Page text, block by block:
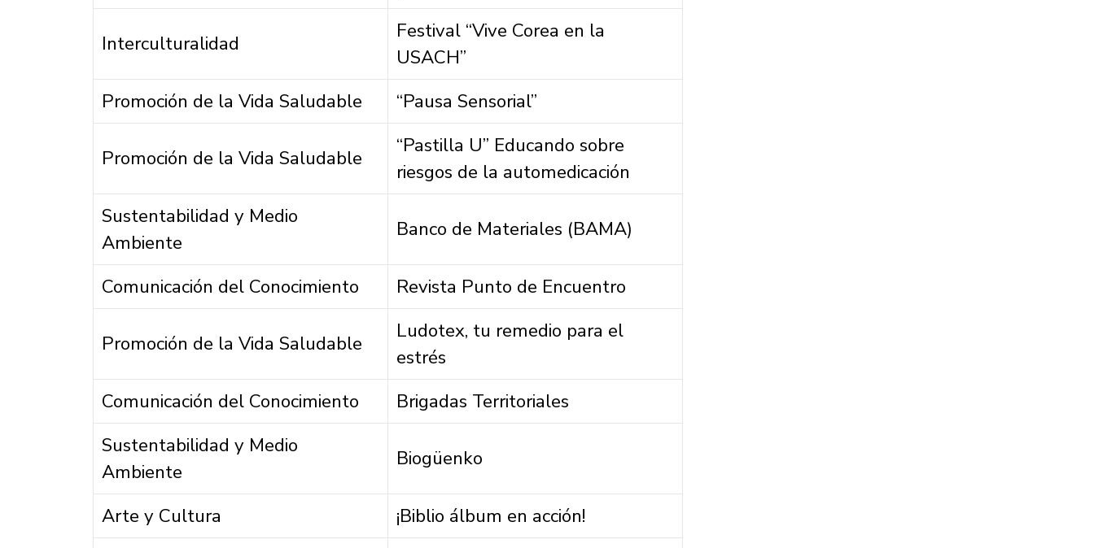
Interculturalidad
Festival “Vive Corea en la
USACH”
Promoción de la Vida Saludable
“Pausa Sensorial”
Promoción de la Vida Saludable
“Pastilla U” Educando sobre
riesgos de la automedicación
Sustentabilidad y Medio
Ambiente
Banco de Materiales (BAMA)
Comunicación del Conocimiento Revista Punto de Encuentro
Promoción de la Vida Saludable
Ludotex, tu remedio para el
estrés
Comunicación del Conocimiento
Brigadas Territoriales
Sustentabilidad y Medio
Ambiente
Biogüenko
Arte y Cultura
¡Biblio álbum en acción!